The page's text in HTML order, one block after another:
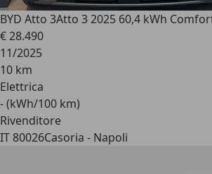
BYD Atto 3Atto 3 2025 60,4 kWh
€ 28.490
11/2025
10 km
Elettrica
- (kWh/100 km)
Rivenditore
IT 80026Casoria - Napoli